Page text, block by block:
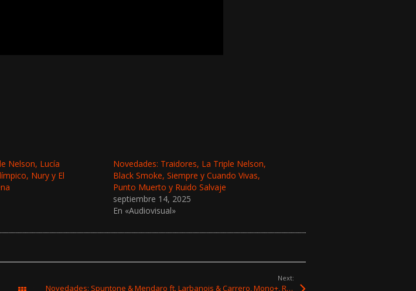
Nelson, Lucía
Nury y El
Novedades: Traidores, La Triple Nelson,
Black Smoke, Siempre y Cuando Vivas,
Punto Muerto y Ruido Salvaje
septiembre 14, 2025
En «Audiovisual»
Next:
Novedades: Spuntone & Mendaro ft. Larbanois & Carrero, Mono+, Rojo Tres y Graffolitas